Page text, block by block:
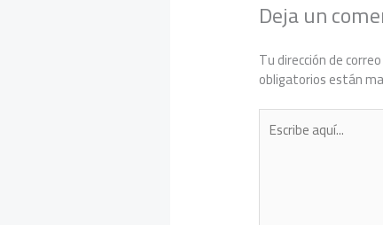
Deja un
Tu dirección de
obligatorios están
Escribe
aquí...